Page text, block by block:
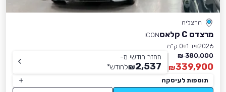
הרצליה
מרצדס C קלאס
ICON
2026 יד 1
0 ק״מ
380,000 ₪
339,900
₪
החזר חודשי מ-
2,537
₪לחודש*
תוספות לעיסקה